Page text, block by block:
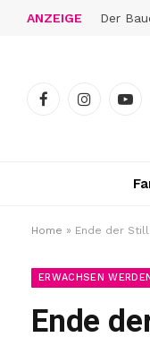
ANZEIGE
FacebookInstagram
Home » Ende der
ERWACHSEN
Ende